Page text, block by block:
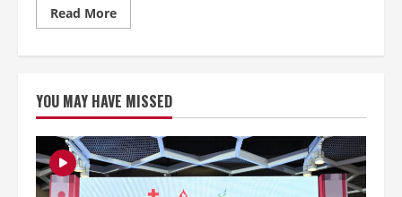
Read MoreRead
more
“Nippon
Paint
InnoSolution
2020”
งาน
แสดง
นวัตกรรม
ระบบ
YOU MAY HAVE MISSED